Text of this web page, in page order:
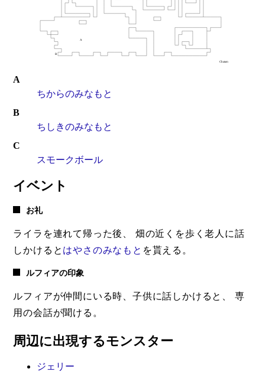
A
ちからのみなもと
B
ちしきのみなもと
C
スモークボール
イベント
お礼
ライラを連れて帰った後、 畑の近くを歩く老人に話
しかけると はやさのみなもと を貰える。
ルフィアの印象
ルフィアが仲間にいる時、子供に話しかけると、 専
用の会話が聞ける。
周辺に出現するモンスター
ジェリー